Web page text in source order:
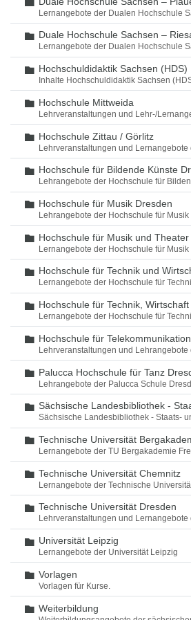
Lernangebote der Dualen Hochschule
Ordner
Duale Hochschule Sachsen –
Lernangebote der Dualen Hochschule
Ordner
Hochschuldidaktik Sachsen (HDS)
Inhalte Hochschuldidaktik Sachsen
Ordner
Hochschule Mittweida
Lehrveranstaltungen und Lehr-/
Ordner
Hochschule Zittau / Görlitz
Lehrveranstaltungen und
Ordner
Hochschule für Bildende Künste
Lehrangebote der Hochschule für
Ordner
Hochschule für Musik Dresden
Lehrangebote der Hochschule für
Ordner
Hochschule für Musik und Theater
Lernangebote der Hochschule für
Ordner
Hochschule für Technik und
Lernangebote der Hochschule für
Ordner
Hochschule für Technik,
Lernangebote der Hochschule für
Ordner
Hochschule für
Lehrveranstaltungen und
Ordner
Palucca Hochschule für Tanz
Lehrangebote der Palucca Schule
Ordner
Sächsische Landesbibliothek -
Sächsische Landesbibliothek - Staats-
Ordner
Technische Universität
Lernangebote der TU Bergakademie
Ordner
Technische Universität Chemnitz
Lernangebote der Technische
Ordner
Technische Universität Dresden
Lehrveranstaltungen und
Ordner
Universität Leipzig
Lernangebote der Universität Leipzig
Ordner
Vorlagen
Vorlagen für Kurse.
Ordner
Weiterbildung